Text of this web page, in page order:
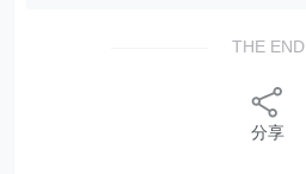
THE END
分享